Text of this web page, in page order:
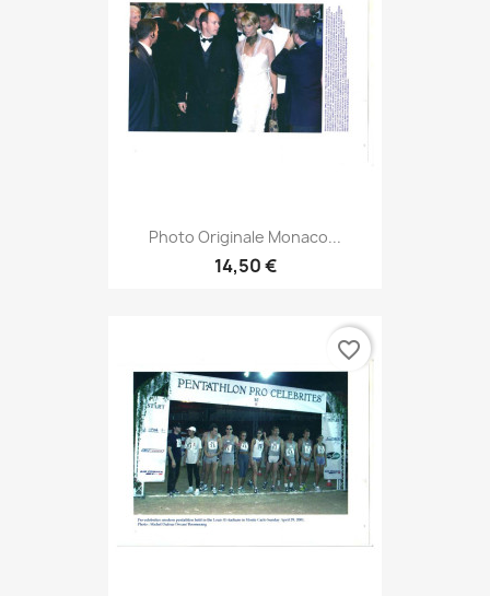
Photo Originale Monaco...
14,50 €
favorite_border